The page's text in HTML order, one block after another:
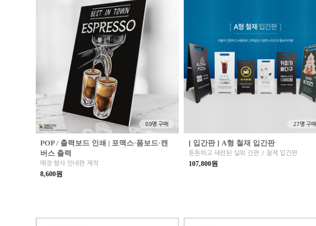
89명 구매
POP / 출력보드 인쇄 | 포맥스·폼보드·캔
버스 출력
매장·행사 안내판 제작
8,600원
27명 구매
[ 입간판 ] A형 철재 입간판
튼튼하고 세련된 실외 간판 / 철제 입간판
107,800원